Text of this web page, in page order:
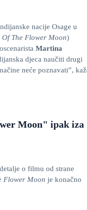
nacije Osage u
The Flower Moon)
Martina
djeca naučiti drugi
neće poznavati”,
Moon" ipak iza
o filmu od strane
Flower Moon je konačno